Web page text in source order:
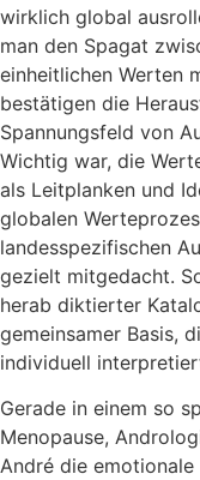
wirklich global
man den Spagat
einheitlichen Werten
bestätigen die
Spannungsfeld von
Wichtig war, die
als Leitplanken und
globalen
landesspezifischen
gezielt mitgedacht.
herab diktierter
gemeinsamer Basis,
individuell
Gerade in einem so
Menopause,
André die